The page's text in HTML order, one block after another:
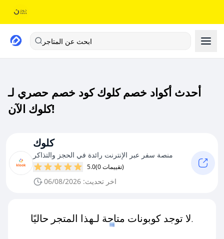
ابحث عن المتاجر
أحدث أكواد خصم كلوك كود خصم حصري لـ
كلوك الآن!
كلوك
منصة سفر عبر الإنترنت رائدة في الحجز والتذاكر
5.0 (0 تقييمات)
اخر تحديث: 06/08/2026
لا توجد كوبونات متاحة لـهذا المتجر حاليًا.